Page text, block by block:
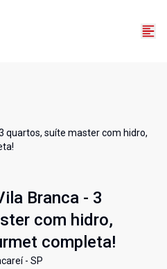
quartos, suíte master com hidro,
Branca - 3
com hidro,
completa!
- SP